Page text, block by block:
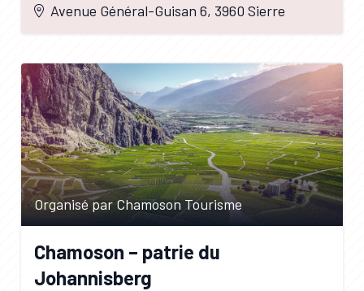
Avenue Général-Guisan 6, 3960 Sierre
Organisé par Chamoson Tourisme
Chamoson – patrie du
Johannisberg